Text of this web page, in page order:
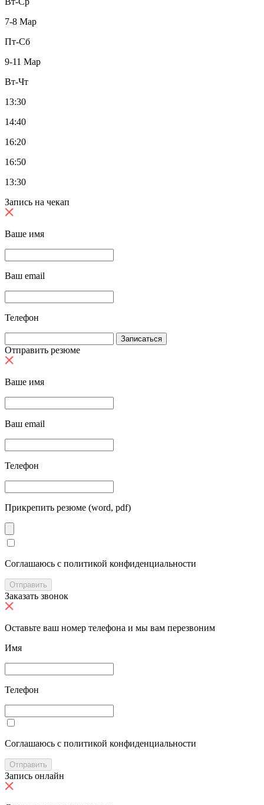
7-8 Мар
Пт-Сб
9-11 Мар
Вт-Чт
13:30
14:40
16:20
16:50
13:30
Запись на чекап
Ваше имя
Ваш email
Телефон
Отправить резюме
Ваше имя
Ваш email
Телефон
Прикрепить резюме (word, pdf)
Cоглашаюсь с политикой конфиденциальности
Отправить
Заказать звонок
Оставьте ваш номер телефона и мы вам перезвоним
Имя
Телефон
Cоглашаюсь с политикой конфиденциальности
Отправить
Запись онлайн